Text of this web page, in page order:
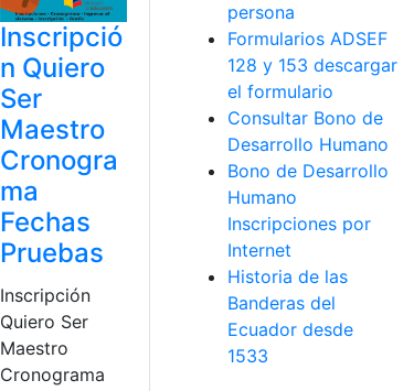
Inscripció
n Quiero
Ser
Maestro
Cronogra
ma
Fechas
Pruebas
Inscripción
Quiero Ser
Maestro
Cronograma
persona
Formularios ADSEF
128 y 153 descargar
el formulario
Consultar Bono de
Desarrollo Humano
Bono de Desarrollo
Humano
Inscripciones por
Internet
Historia de las
Banderas del
Ecuador desde
1533